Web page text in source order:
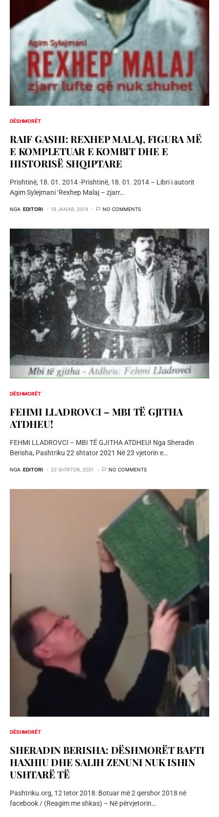
DËSHMORËT
RAIF GASHI: REXHEP MALAJ, FIGURA MË
E KOMPLETUAR E KOMBIT DHE E
HISTORISË SHQIPTARE
Prishtinë, 18. 01. 2014 -Prishtinë, 18. 01. 2014 – Libri i autorit
Agim Sylejmani ‘Rexhep Malaj – zjarr…
NGA EDITORI 18 JANAR, 2014 NO COMMENTS
DËSHMORËT
FEHMI LLADROVCI – MBI TË GJITHA
ATDHEU!
FEHMI LLADROVCI – MBI TË GJITHA ATDHEU! Nga Sheradin
Berisha, Pashtriku 22 shtator 2021 Në 23 vjetorin e…
NGA EDITORI 22 SHTATOR, 2021 NO COMMENTS
DËSHMORËT
SHERADIN BERISHA: DËSHMORËT BAFTI
HAXHIU DHE SALIH ZENUNI NUK ISHIN
USHTARË TË
Pashtriku.org, 12 tetor 2018: Botuar më 2 qershor 2018 në
facebook / (Reagim me shkas) – Në përvjetorin…